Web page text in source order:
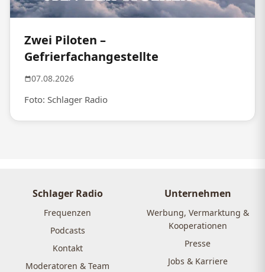
Zwei Piloten –
Gefrierfachangestellte
07.08.2026
Foto: Schlager Radio
Schlager Radio
Frequenzen
Podcasts
Kontakt
Moderatoren & Team
Unternehmen
Werbung, Vermarktung &
Kooperationen
Presse
Jobs & Karriere